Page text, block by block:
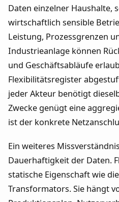
Daten einzelner Haushalte,
wirtschaftlich sensible
Leistung, Prozessgrenzen
Industrieanlage können
und Geschäftsabläufe
Flexibilitätsregister
jeder Akteur benötigt
Zwecke genügt eine
ist der konkrete
Ein weiteres
Dauerhaftigkeit der Daten.
statische Eigenschaft wie
Transformators. Sie hängt